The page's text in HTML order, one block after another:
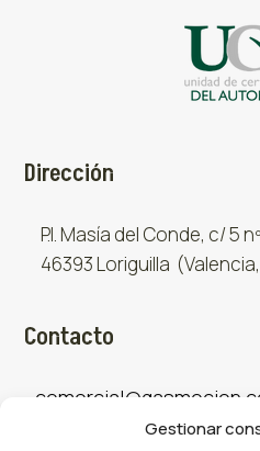
Gestionar
Dirección
P.I. Masía del Conde, c/ 5
46393 Loriguilla
Contacto